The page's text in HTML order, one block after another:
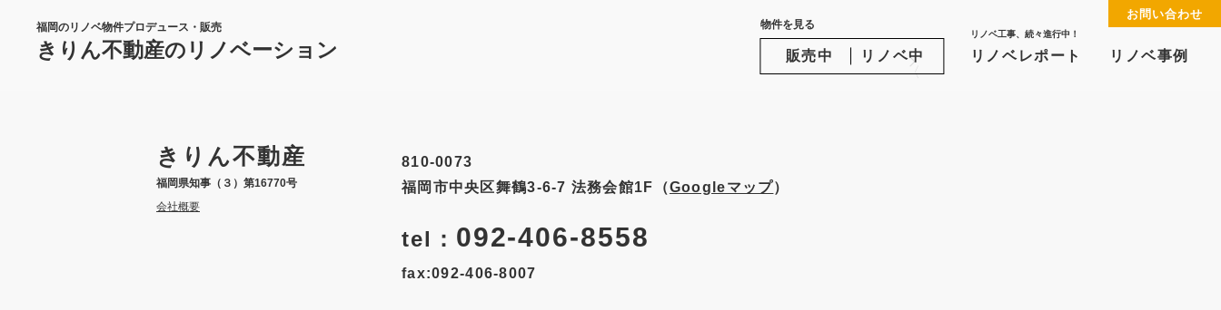
福岡のリノベ物件プロデュース・販売
きりん不動産のリノベーション
物件を見る
販売中 リノベ中
リノベ工事、続々進行中！
リノベレポート リノベ事例
お問い合わせ
〈
きりん不動産
福岡県知事（３）第16770号
会社概要
810-0073
福岡市中央区舞鶴3-6-7 法務会館1F（Googleマップ）
tel： 092-406-8558
fax:092-406-8007